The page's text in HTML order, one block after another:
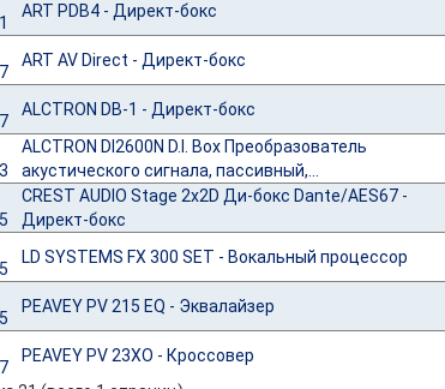
ART PDB4 - Директ-бокс
ART AV Direct - Директ-бокс
ALCTRON DB-1 - Директ-бокс
ALCTRON DI2600N D.I. Box Преобразователь
акустического сигнала, пассивный,...
CREST AUDIO Stage 2x2D Ди-бокс Dante/AES67 -
Директ-бокс
LD SYSTEMS FX 300 SET - Вокальный процессор
PEAVEY PV 215 EQ - Эквалайзер
PEAVEY PV 23XO - Кроссовер